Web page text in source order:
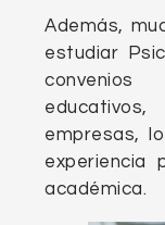
Además,
estudiar
empresas,
experiencia
académica.